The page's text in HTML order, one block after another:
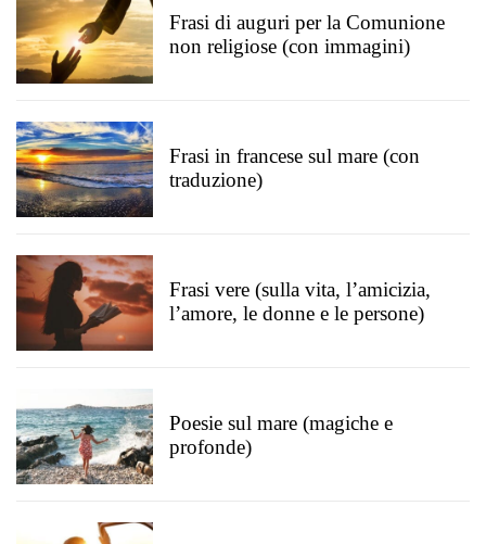
Frasi di auguri per la Comunione
non religiose (con immagini)
Frasi in francese sul mare (con
traduzione)
Frasi vere (sulla vita, l’amicizia,
l’amore, le donne e le persone)
Poesie sul mare (magiche e
profonde)